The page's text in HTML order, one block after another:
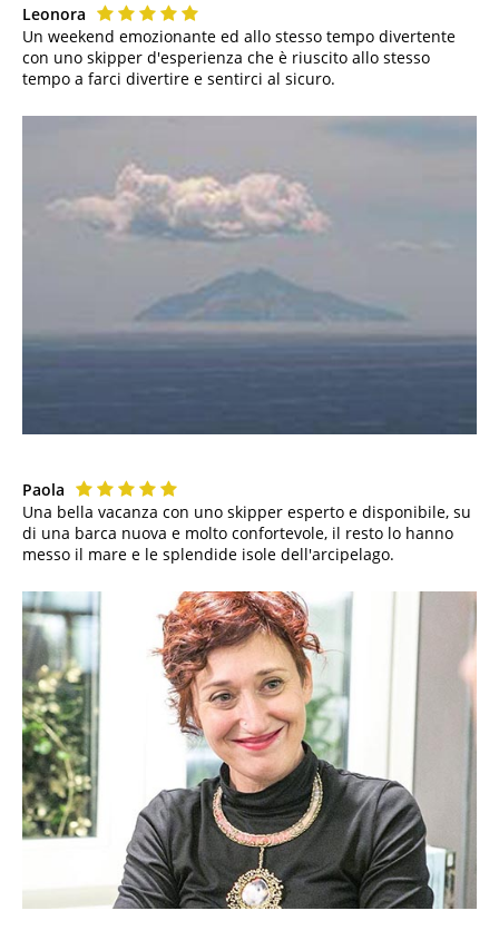
Leonora
Un weekend emozionante ed allo stesso tempo divertente
con uno skipper d'esperienza che è riuscito allo stesso
tempo a farci divertire e sentirci al sicuro.
Paola
Una bella vacanza con uno skipper esperto e disponibile, su
di una barca nuova e molto confortevole, il resto lo hanno
messo il mare e le splendide isole dell'arcipelago.